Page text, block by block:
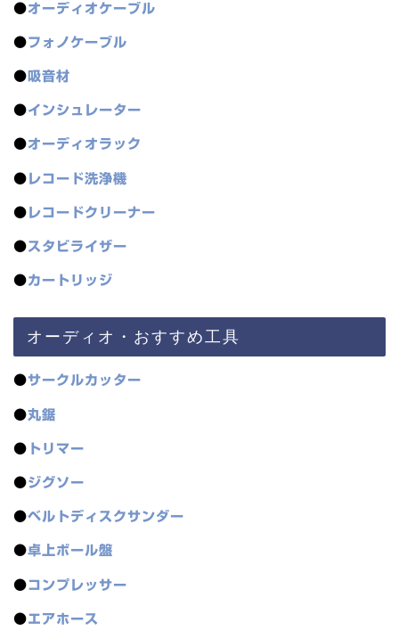
●オーディオケーブル
●フォノケーブル
● 吸音材
●インシュレーター
●オーディオラック
● レコード洗浄機
● レコードクリーナー
●スタビライザー
●カートリッジ
オーディオ・おすすめ工具
●サークルカッター
●丸鋸
● トリマー
●ジグソー
●ベルトディスクサンダー
●卓上ボール盤
● コンプレッサー
●エアホース